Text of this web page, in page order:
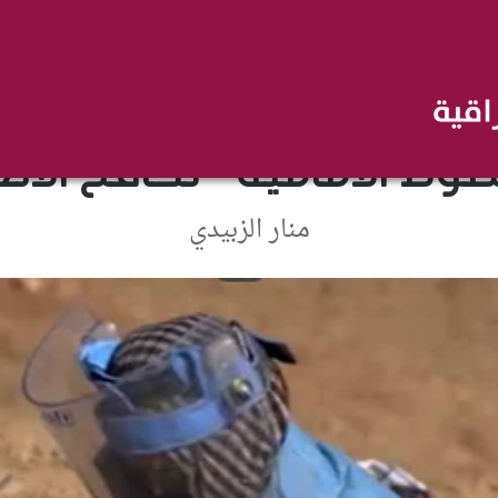
الأمامية “تُكافح
منار الزبيدي